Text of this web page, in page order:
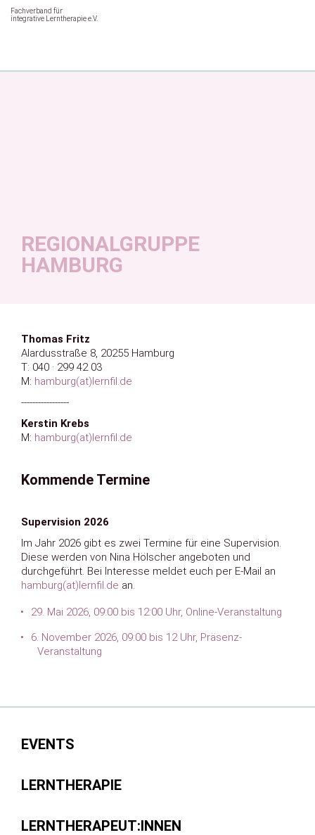
Fachverband für
integrative Lerntherapie e.V.
REGIONALGRUPPE
HAMBURG
Thomas Fritz
Alardusstraße 8, 20255 Hamburg
T: 040 · 299 42 03
M: hamburg(at)lernfil.de
-----------------
Kerstin Krebs
M: hamburg(at)lernfil.de
Kommende Termine
Supervision 2026
Im Jahr 2026 gibt es zwei Termine für eine Supervision.
Diese werden von Nina Hölscher angeboten und
durchgeführt. Bei Interesse meldet euch per E-Mail an
hamburg(at)lernfil.de an.
29. Mai 2026, 09:00 bis 12:00 Uhr, Online-Veranstaltung
6. November 2026, 09:00 bis 12 Uhr, Präsenz-
Veranstaltung
EVENTS
LERNTHERAPIE
LERNTHERAPEUT:INNEN